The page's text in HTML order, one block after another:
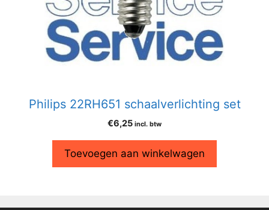
Philips 22RH651 schaalverlichting set
€6,25 incl. btw
Toevoegen aan winkelwagen